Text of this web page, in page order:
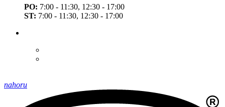
PO: 7:00 - 11:30, 12:30 - 17:00
ST: 7:00 - 11:30, 12:30 - 17:00
nahoru